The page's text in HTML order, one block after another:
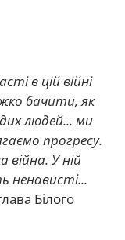
в цій війні
бачити, як
людей... ми
прогресу.
У ній
ненависті...
Білого